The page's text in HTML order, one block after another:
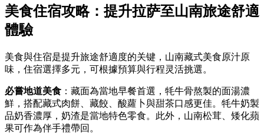
美食住宿攻略：提升拉萨至山南旅途舒適
體驗
美食與住宿是提升旅途舒適度的关键，山南藏式美食原汁原
味，住宿選擇多元，可根據預算與行程灵活挑選。
必嘗地道美食 ：藏面為當地早餐首選，牦牛骨熬製的面湯濃
鮮，搭配藏式肉餅、藏餃、酸蘿卜與甜茶口感更佳。牦牛奶製
品奶香濃厚，奶渣是當地特色零食。此外，山南松茸、矮化蘋
果可作為伴手禮帶回。